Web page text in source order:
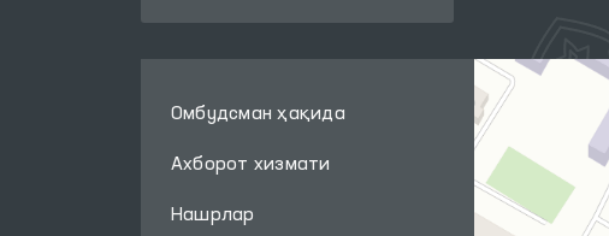
Омбудсман ҳақида
Ахборот хизмати
Нашрлар